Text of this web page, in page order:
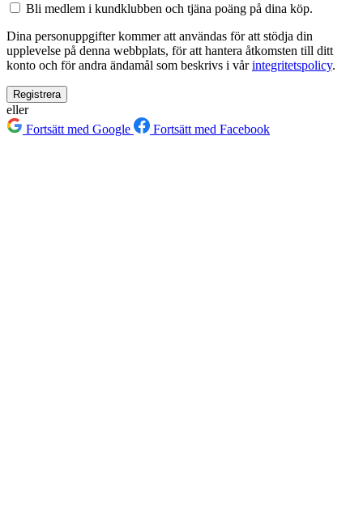
Bli medlem i kundklubben och tjäna poäng på dina köp.
Dina personuppgifter kommer att användas för att stödja din
upplevelse på denna webbplats, för att hantera åtkomsten till ditt
konto och för andra ändamål som beskrivs i vårintegritetspolicy.
Registrera
eller
Fortsätt med Google
Fortsätt med Facebook